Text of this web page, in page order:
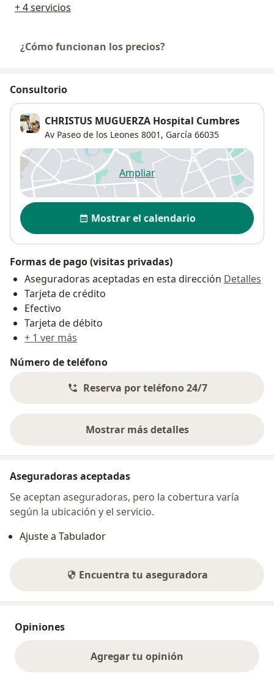
+ 4 servicios
¿Cómo funcionan los precios?
Consultorio
CHRISTUS MUGUERZA Hospital Cumbres
Av Paseo de los Leones 8001, García 66035
Ampliarse abre en una nueva
Disponibilidad
Mostrar el calendario
Formas de pago (visitas privadas)
Aseguradoras aceptadas en esta dirección Detalles
Tarjeta de crédito
Efectivo
Tarjeta de débito
+ 1 ver más
Número de teléfono
Reserva por teléfono 24/7
Mostrar más detalles
sobre la dirección
Aseguradoras aceptadas
Se aceptan aseguradoras, pero la cobertura varía
según la ubicación y el servicio.
Ajuste a Tabulador
Encuentra tu aseguradora
Opiniones
Agregar tu opinión